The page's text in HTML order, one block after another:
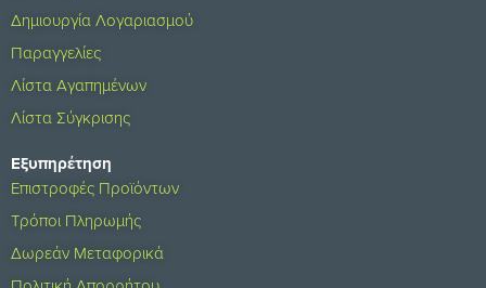
Δημιουργία Λογαριασμού
Παραγγελίες
Λίστα Αγαπημένων
Λίστα Σύγκρισης
Εξυπηρέτηση
Επιστροφές Προϊόντων
Τρόποι Πληρωμής
Δωρεάν Μεταφορικά